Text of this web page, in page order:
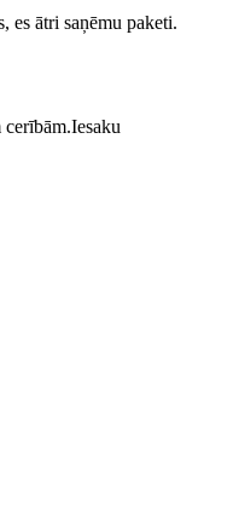
es ātri saņēmu paketi.